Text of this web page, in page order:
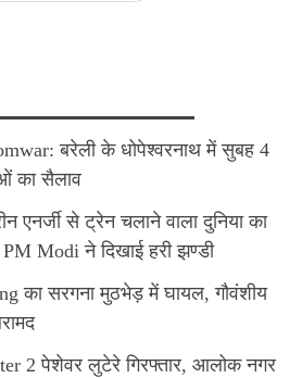
बरेली के धोपेश्वरनाथ में सुबह 4
का सैलाव
एनर्जी से ट्रेन चलाने वाला दुनिया का
PM Modi ने दिखाई हरी झण्डी
का सरगना मुठभेड़ में घायल, गौवंशीय
2 पेशेवर लुटेरे गिरफ्तार, आलोक नगर